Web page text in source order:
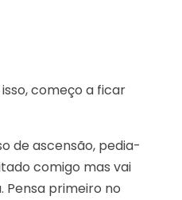
começo a ficar
de ascensão, pedia-
comigo mas vai
primeiro no